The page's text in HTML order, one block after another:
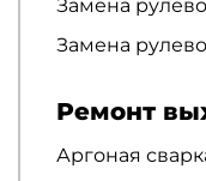
Замена
Замена
Ремонт
Аргоная